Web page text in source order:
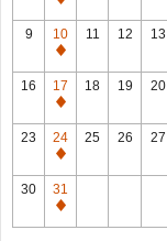
休
館
日
9
10
休
館
日
11 12 13
16
17
休
館
日
18 19 20
23
24
休
館
日
25 26 27
30
31
休